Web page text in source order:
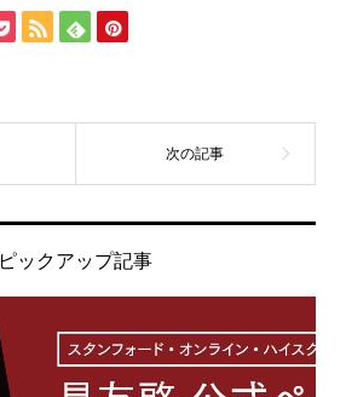
ピックアップ記事